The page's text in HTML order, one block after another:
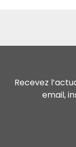
Recevez
email,